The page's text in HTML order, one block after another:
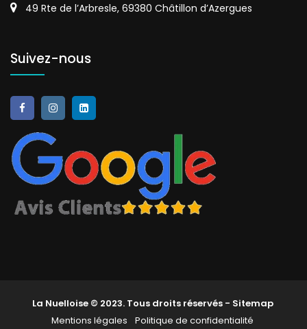
49 Rte de l’Arbresle, 69380 Châtillon d’Azergues
Suivez-nous
La Nuelloise © 2023. Tous droits réservés - Sitemap
Mentions légales
Politique de confidentialité